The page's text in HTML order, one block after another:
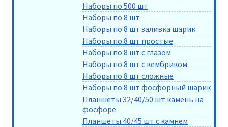
Наборы по 500 шт
Наборы по 8 шт
Наборы по 8 шт заливка шарик
Наборы по 8 шт простые
Наборы по 8 шт с глазом
Наборы по 8 шт с кембриком
Наборы по 8 шт сложные
Наборы по 8 шт фосфорный шарик
Планшеты 32/40/50 шт камень на
фосфоре
Планшеты 40/45 шт с камнем